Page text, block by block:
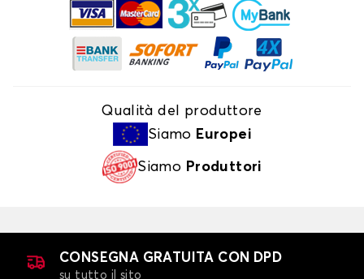
Qualità del produttore
Siamo Europei
Siamo Produttori
CONSEGNA GRATUITA CON DPD
su tutto il sito